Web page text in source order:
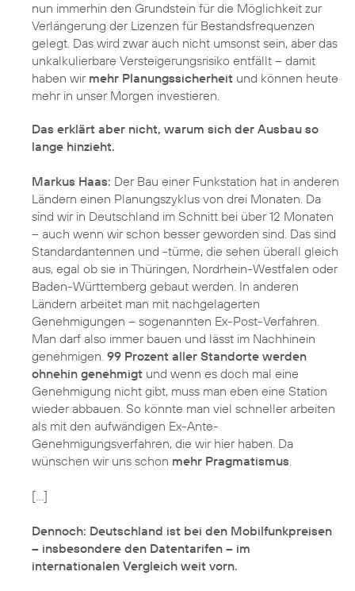
nun immerhin den Grundstein für die Möglichkeit zur
Verlängerung der Lizenzen für Bestandsfrequenzen
gelegt. Das wird zwar auch nicht umsonst sein, aber das
unkalkulierbare Versteigerungsrisiko entfällt – damit
haben wir mehr Planungssicherheit und können heute
mehr in unser Morgen investieren.
Das erklärt aber nicht, warum sich der Ausbau so
lange hinzieht.
Markus Haas: Der Bau einer Funkstation hat in anderen
Ländern einen Planungszyklus von drei Monaten. Da
sind wir in Deutschland im Schnitt bei über 12 Monaten
– auch wenn wir schon besser geworden sind. Das sind
Standardantennen und -türme, die sehen überall gleich
aus, egal ob sie in Thüringen, Nordrhein-Westfalen oder
Baden-Württemberg gebaut werden. In anderen
Ländern arbeitet man mit nachgelagerten
Genehmigungen – sogenannten Ex-Post-Verfahren.
Man darf also immer bauen und lässt im Nachhinein
genehmigen. 99 Prozent aller Standorte werden
ohnehin genehmigt und wenn es doch mal eine
Genehmigung nicht gibt, muss man eben eine Station
wieder abbauen. So könnte man viel schneller arbeiten
als mit den aufwändigen Ex-Ante-
Genehmigungsverfahren, die wir hier haben. Da
wünschen wir uns schon mehr Pragmatismus
[...]
Dennoch: Deutschland ist bei den Mobilfunkpreisen
– insbesondere den Datentarifen – im
internationalen Vergleich weit vorn.